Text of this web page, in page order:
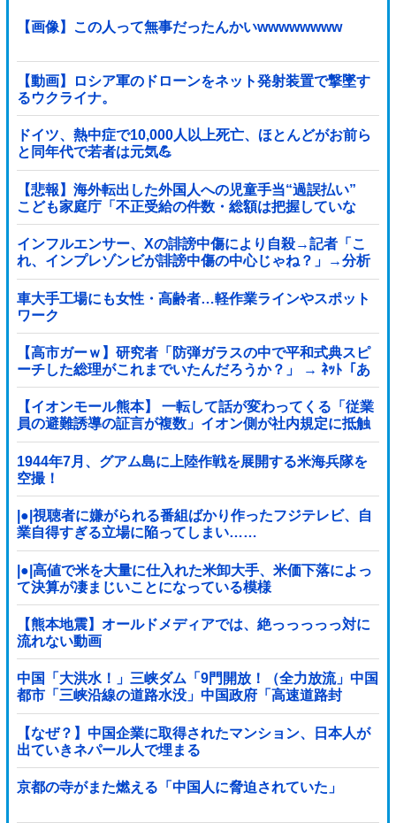
【画像】この人って無事だったんかいwwwwwwww
【動画】ロシア軍のドローンをネット発射装置で撃墜す
るウクライナ。
ドイツ、熱中症で10,000人以上死亡、ほとんどがお前ら
と同年代で若者は元気💪
【悲報】海外転出した外国人への児童手当“過誤払い”
こども家庭庁「不正受給の件数・総額は把握していな
い」
インフルエンサー、Xの誹謗中傷により自殺→記者「こ
れ、インプレゾンビが誹謗中傷の中心じゃね？」→分析
していくとヤバイ真実が浮かび上がる他
車大手工場にも女性・高齢者…軽作業ラインやスポット
ワーク
【高市ガーｗ】研究者「防弾ガラスの中で平和式典スピ
ーチした総理がこれまでいたんだろうか？」 → ﾈｯﾄ「あ
なたの応援してた石破前総理もしてましたよ？」ｗｗｗ
ｗｗ
【イオンモール熊本】 一転して話が変わってくる「従業
員の避難誘導の証言が複数」イオン側が社内規定に抵触
していた疑い
1944年7月、グアム島に上陸作戦を展開する米海兵隊を
空撮！
|●|視聴者に嫌がられる番組ばかり作ったフジテレビ、自
業自得すぎる立場に陥ってしまい……
|●|高値で米を大量に仕入れた米卸大手、米価下落によっ
て決算が凄まじいことになっている模様
【熊本地震】オールドメディアでは、絶っっっっっ対に
流れない動画
中国「大洪水！」三峡ダム「9門開放！（全力放流」中国
都市「三峡沿線の道路水没」中国政府「高速道路封
鎖！」中国ダム「緊急放流に合わせて開門（土砂崩...
【なぜ？】中国企業に取得されたマンション、日本人が
出ていきネパール人で埋まる
京都の寺がまた燃える「中国人に脅迫されていた」